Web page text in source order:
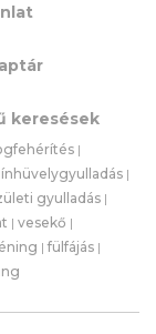
keresések
|
ínhüvelygyulladás |
gyulladás |
| vesekő |
|fülfájás |